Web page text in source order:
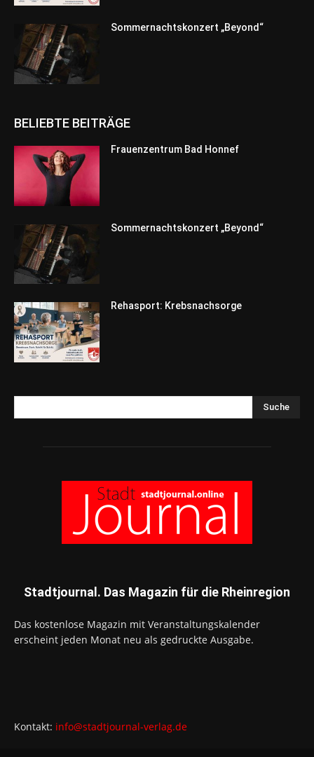
Sommernachtskonzert „Beyond“
BELIEBTE BEITRÄGE
Frauenzentrum Bad Honnef
Sommernachtskonzert „Beyond“
Rehasport: Krebsnachsorge
Suche
Stadtjournal. Das Magazin für die Rheinregion
Das kostenlose Magazin mit Veranstaltungskalender
erscheint jeden Monat neu als gedruckte Ausgabe.
Kontakt: info@stadtjournal-verlag.de